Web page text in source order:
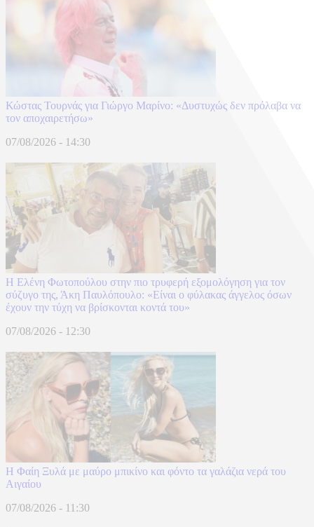
Κώστας Τουρνάς για Γιώργο Μαρίνο: «Δυστυχώς δεν πρόλαβα να
τον αποχαιρετήσω»
07/08/2026 - 14:30
Η Ελένη Φωτοπούλου στην πιο τρυφερή εξομολόγηση για τον
σύζυγο της, Άκη Παυλόπουλο: «Είναι ο φύλακας άγγελος όσων
έχουν την τύχη να βρίσκονται κοντά του»
07/08/2026 - 12:30
Η Φαίη Ξυλά με μαύρο μπικίνο και φόντο τα γαλάζια νερά του
Αιγαίου
07/08/2026 - 11:30